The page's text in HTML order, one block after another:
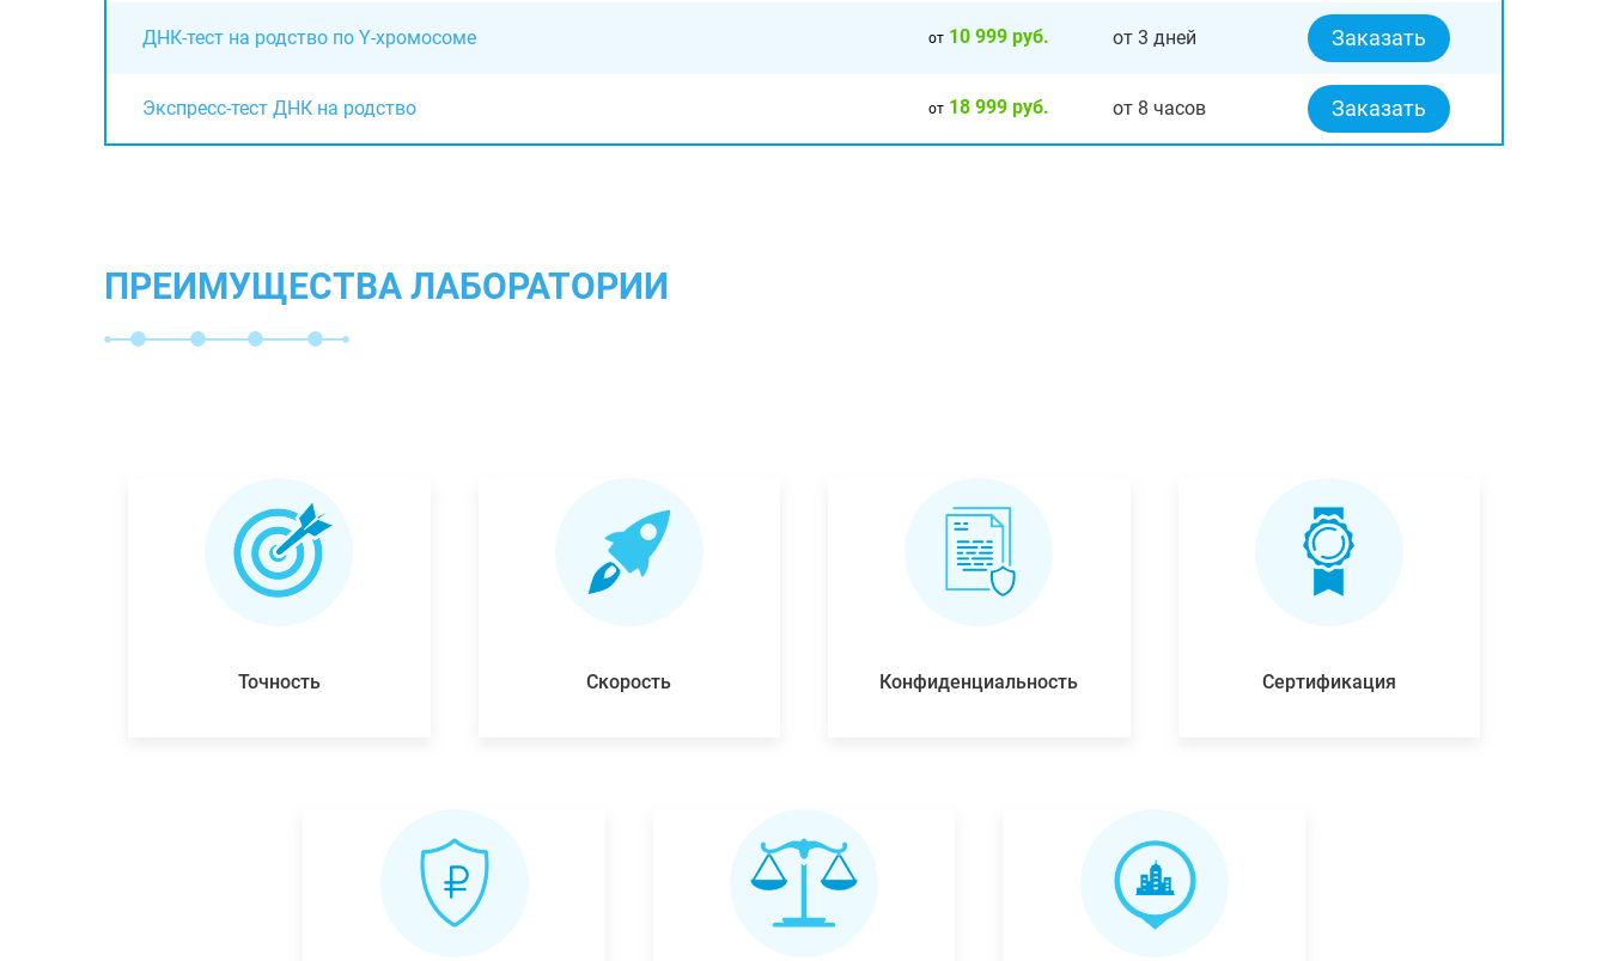
ДНК-тест на родство по Y-хромосоме от10 999 руб. от 3 дней Заказать
Экспресс-тест ДНК на родство от18 999 руб. от 8 часов Заказать
ПРЕИМУЩЕСТВА ЛАБОРАТОРИИ
Точность Скорость Конфиденциальность Сертификация